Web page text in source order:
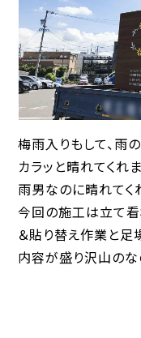
梅雨入りもして、雨
カラッと晴れてくれ
雨男なのに晴れてく
今回の施工は立て
＆貼り替え作業と足
内容が盛り沢山のな